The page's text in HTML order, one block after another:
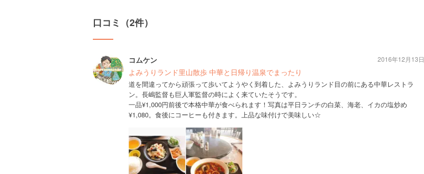
口コミ（2件）
コムケン
よみうりランド里山散歩 中華と日帰り温泉でまったり
道を間違ってから頑張って歩いてようやく到着した、よみうりランド目の前にある中華レストラ
ン。長嶋監督も巨人軍監督の時によく来ていたそうです。
一品¥1,000円前後で本格中華が食べられます！写真は平日ランチの白菜、海老、イカの塩炒め
¥1,080。食後にコーヒーも付きます。上品な味付けで美味しい☆
2016年12月13日